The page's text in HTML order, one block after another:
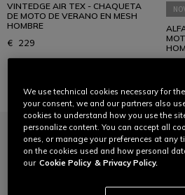
VINTEDGE AIR TEX - CHAQUETA
DE MOTO DE VERANO EN MESH
HOMBRE
€ 229
We use technical cookies necessary for
your consent, we and our partners also
cookies to understand how you use the
personalize content. You can accept all
ones, or manage your preferences at any
on the cookies used and how personal
our Cookie Policy & Privacy Policy.